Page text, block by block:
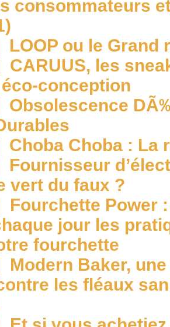
consommateurs
LOOP ou le Grand
CARUUS, les
conception
Obsolescence
Choba Choba : La
Fournisseur
vert du faux ?
Fourchette Power
jour les
fourchette
Modern Baker,
les fléaux